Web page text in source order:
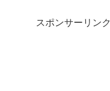
スポンサーリンク